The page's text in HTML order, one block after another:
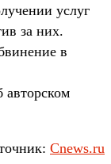
услуг
за них.
в
авторском
Cnews.ru